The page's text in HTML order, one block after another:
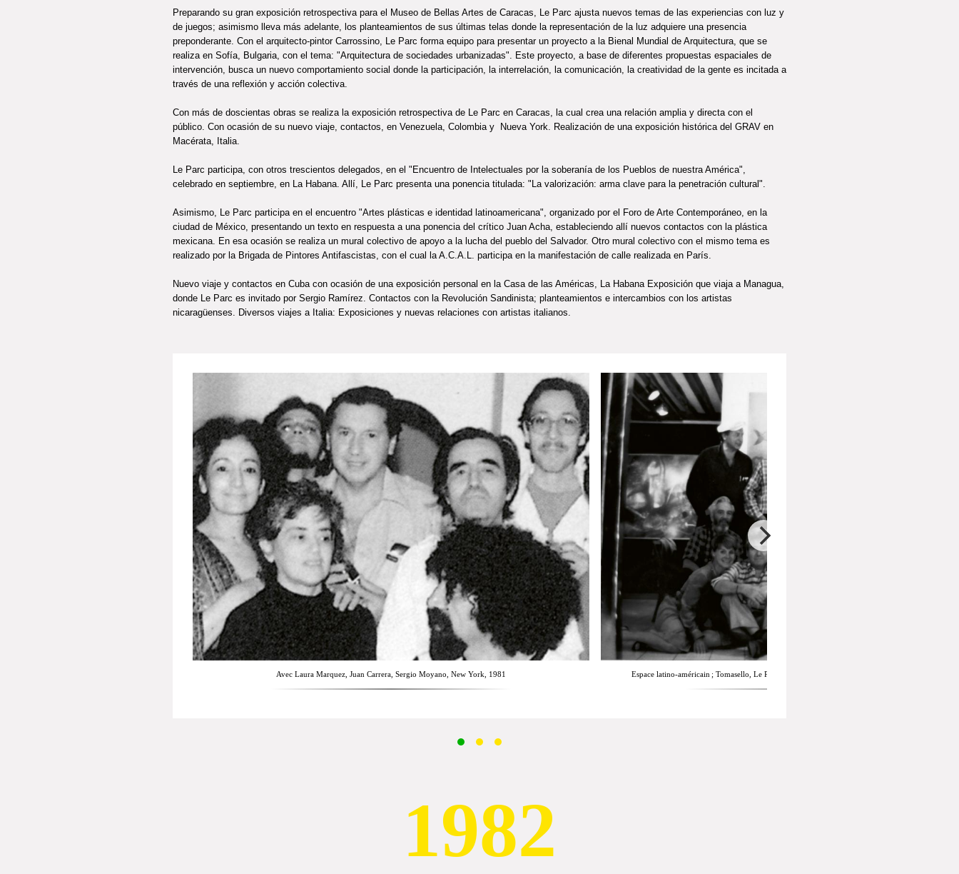
Preparando su gran exposición retrospectiva para el Museo de Bellas Artes de Caracas, Le Parc ajusta nuevos temas de las experiencias con luz y
de juegos; asimismo lleva más adelante, los planteamientos de sus últimas telas donde la representación de la luz adquiere una presencia
preponderante. Con el arquitecto-pintor Carrossino, Le Parc forma equipo para presentar un proyecto a la Bienal Mundial de Arquitectura, que se
realiza en Sofía, Bulgaria, con el tema: "Arquitectura de sociedades urbanizadas". Este proyecto, a base de diferentes propuestas espaciales de
intervención, busca un nuevo comportamiento social donde la participación, la interrelación, la comunicación, la creatividad de la gente es incitada a
través de una reflexión y acción colectiva.
Con más de doscientas obras se realiza la exposición retrospectiva de Le Parc en Caracas, la cual crea una relación amplia y directa con el
público. Con ocasión de su nuevo viaje, contactos, en Venezuela, Colombia y Nueva York. Realización de una exposición histórica del GRAV en
Macérata, Italia.
Le Parc participa, con otros trescientos delegados, en el "Encuentro de Intelectuales por la soberanía de los Pueblos de nuestra América",
celebrado en septiembre, en La Habana. Allí, Le Parc presenta una ponencia titulada: "La valorización: arma clave para la penetración cultural".
Asimismo, Le Parc participa en el encuentro "Artes plásticas e identidad latinoamericana", organizado por el Foro de Arte Contemporáneo, en la
ciudad de México, presentando un texto en respuesta a una ponencia del crítico Juan Acha, estableciendo allí nuevos contactos con la plástica
mexicana. En esa ocasión se realiza un mural colectivo de apoyo a la lucha del pueblo del Salvador. Otro mural colectivo con el mismo tema es
realizado por la Brigada de Pintores Antifascistas, con el cual la A.C.A.L. participa en la manifestación de calle realizada en París.
Nuevo viaje y contactos en Cuba con ocasión de una exposición personal en la Casa de las Américas, La Habana Exposición que viaja a Managua,
donde Le Parc es invitado por Sergio Ramírez. Contactos con la Revolución Sandinista; planteamientos e intercambios con los artistas
nicaragüenses. Diversos viajes a Italia: Exposiciones y nuevas relaciones con artistas italianos.
Avec Laura Marquez, Juan Carrera, Sergio Moyano, New York, 1981 Espace latino-américain ; Tomasello, Le Parc, Noé, Piza, Krasno, Mme Matta, Matta, Novoa,
1982